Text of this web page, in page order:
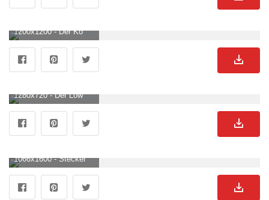
1200x1200 - Der König der Löwen (2019): Packend, aber unpolitisch- Filmkritik. Löwen Hintergrundbild für Handy.
1280x720 - Der Löwe: ein Symboltier (Creative Commons). Löwen BildHD 720p .
1066x1600 - Stecker Zirkus Löwe Geburtstagskranz. Löwen Hintergrundbild für Handy.